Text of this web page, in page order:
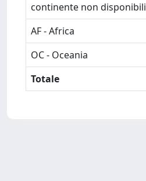
continente non disponibili
AF - Africa
OC - Oceania
Totale